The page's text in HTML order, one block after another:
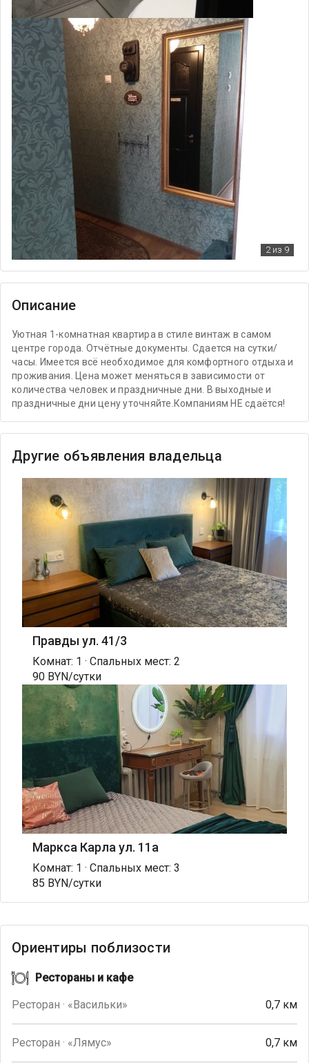
2из 9
Описание
Уютная 1-комнатная квартира в стиле винтаж в самом
центре города. Отчётные документы. Сдается на сутки/
часы. Имеется всё необходимое для комфортного отдыха и
проживания. Цена может меняться в зависимости от
количества человек и праздничные дни. В выходные и
праздничные дни цену уточняйте.Компаниям НЕ сдаётся!
Другие объявления владельца
Правды ул. 41/3
Комнат: 1 · Спальных мест: 2
90 BYN/сутки
Маркса Карла ул. 11а
Комнат: 1 · Спальных мест: 3
85 BYN/сутки
Ориентиры поблизости
Рестораны и кафе
Ресторан · «Васильки» 0,7 км
Ресторан · «Лямус» 0,7 км